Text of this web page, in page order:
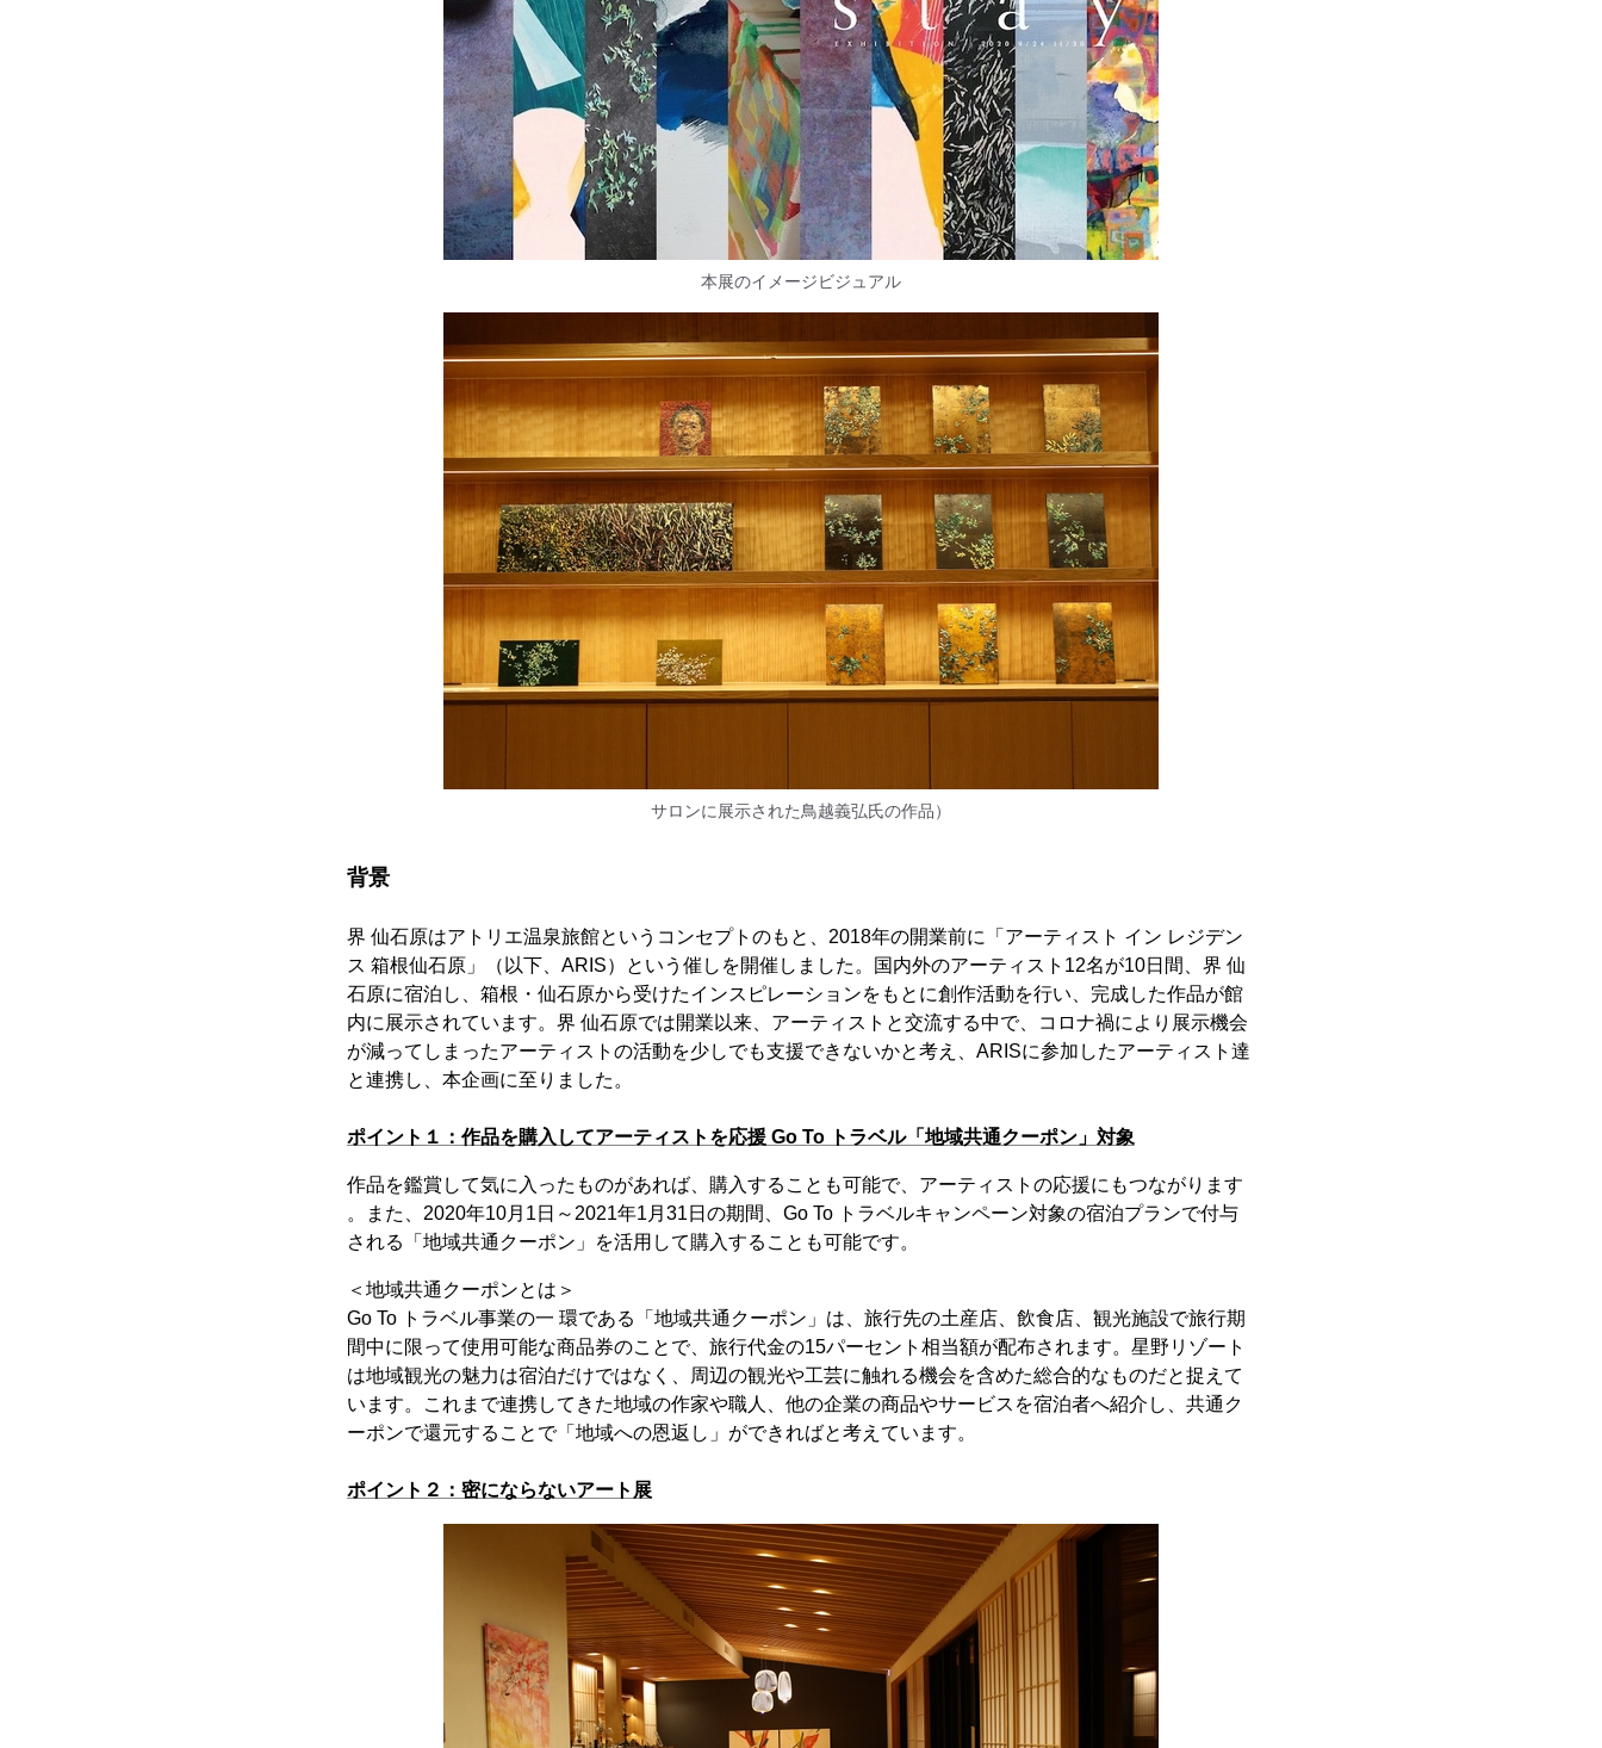
本展のイメージビジュアル
サロンに展示された鳥越義弘氏の作品）
背景
界 仙石原はアトリエ温泉旅館というコンセプトのもと、2018年の開業前に「アーティスト イン レジデン
ス 箱根仙石原」（以下、ARIS）という催しを開催しました。国内外のアーティスト12名が10日間、界 仙
石原に宿泊し、箱根・仙石原から受けたインスピレーションをもとに創作活動を行い、完成した作品が館
内に展示されています。界 仙石原では開業以来、アーティストと交流する中で、コロナ禍により展示機会
が減ってしまったアーティストの活動を少しでも支援できないかと考え、ARISに参加したアーティスト達
と連携し、本企画に至りました。
ポイント１：作品を購入してアーティストを応援 Go To トラベル「地域共通クーポン」対象
作品を鑑賞して気に入ったものがあれば、購入することも可能で、アーティストの応援にもつながります
。また、2020年10月1日～2021年1月31日の期間、Go To トラベルキャンペーン対象の宿泊プランで付与
される「地域共通クーポン」を活用して購入することも可能です。
＜地域共通クーポンとは＞
Go To トラベル事業の一 環である「地域共通クーポン」は、旅行先の土産店、飲食店、観光施設で旅行期
間中に限って使用可能な商品券のことで、旅行代金の15パーセント相当額が配布されます。星野リゾート
は地域観光の魅力は宿泊だけではなく、周辺の観光や工芸に触れる機会を含めた総合的なものだと捉えて
います。これまで連携してきた地域の作家や職人、他の企業の商品やサービスを宿泊者へ紹介し、共通ク
ーポンで還元することで「地域への恩返し」ができればと考えています。
ポイント２：密にならないアート展